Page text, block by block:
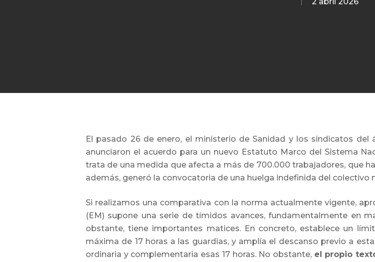
El pasado 26 de enero, el ministerio de Sanidad y los sindicatos del
anunciaron el acuerdo para un nuevo Estatuto Marco del Sistema
trata de una medida que afecta a más de 700.000 trabajadores, que
además, generó la convocatoria de una huelga indefinida del colectivo
Si realizamos una comparativa con la norma actualmente vigente,
(EM) supone una serie de tímidos avances, fundamentalmente en
obstante, tiene importantes matices. En concreto, establece un
máxima de 17 horas a las guardias, y amplía el descanso previo a
ordinaria y complementaria esas 17 horas. No obstante, el propio